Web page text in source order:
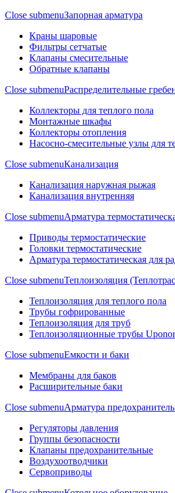
Close submenuЗапорная арматура
Краны шаровые
Фильтры сетчатые
Клапаны смесительные
Обратные клапаны
Close submenuРаспределительные
Коллекторы для теплого пола
Монтажные шкафы
Коллекторы отопления
Насосно-смесительные узлы для
Close submenuКанализация
Канализация наружная рыжая
Канализация внутренняя
Close submenuАрматура
Приводы термостатические
Головки термостатические
Арматура термостатическая для
Close submenuТеплоизоляция
Теплоизоляция для теплого пола
Трубы гофрированные
Теплоизоляция для труб
Теплоизоляционные трубы Uponor
Close submenuЕмкости и баки
Мембраны для баков
Расширительные баки
Close submenuАрматура
Регуляторы давления
Группы безопасности
Клапаны предохранительные
Воздухоотводчики
Сервоприводы